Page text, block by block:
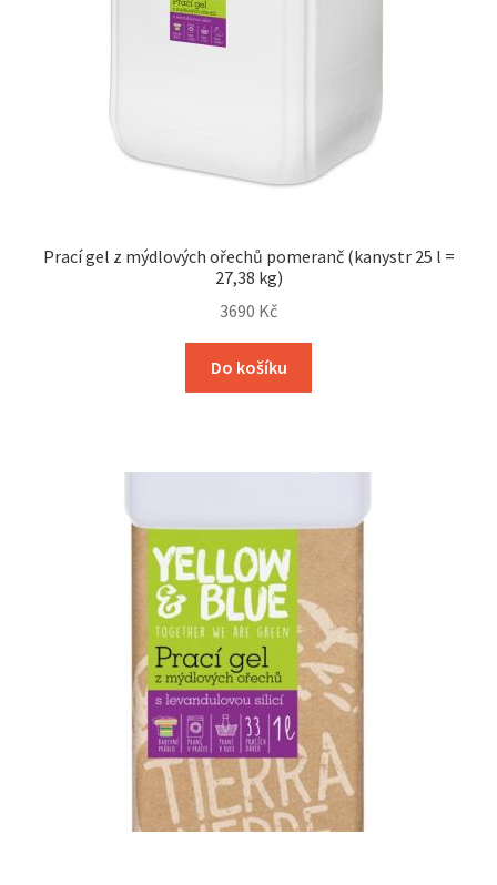
Prací gel z mýdlových ořechů pomeranč (kanystr 25 l =
27,38 kg)
3690 Kč
Do košíku